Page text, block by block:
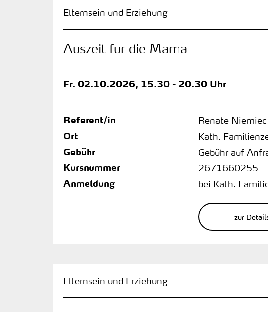
Elternsein und Erziehung
Auszeit für die Mama
Fr. 02.10.2026, 15.30 - 20.30 Uhr
Referent/in Renate Niemiec
Ort Kath.
Gebühr Gebühr auf
Kursnummer 2671660255
Anmeldung bei Kath.
zur
Elternsein und Erziehung